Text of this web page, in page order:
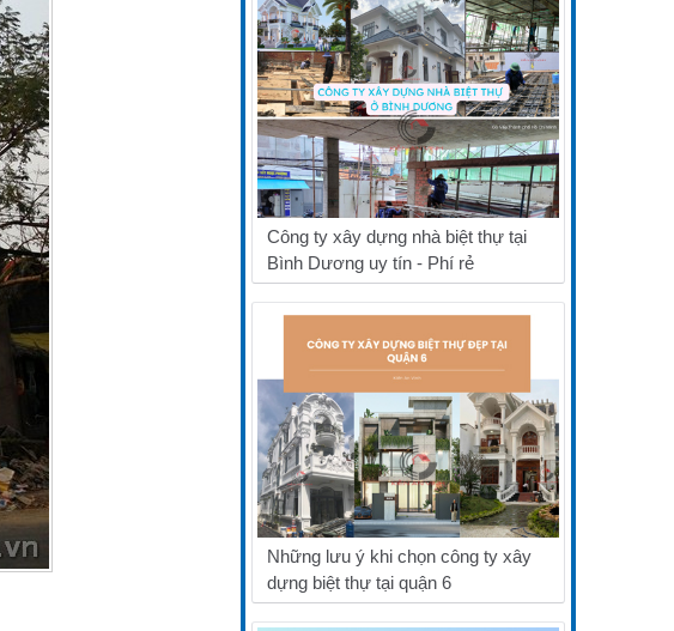
Công ty xây dựng nhà biệt thự tại
Bình Dương uy tín - Phí rẻ
Những lưu ý khi chọn công ty xây
dựng biệt thự tại quận 6